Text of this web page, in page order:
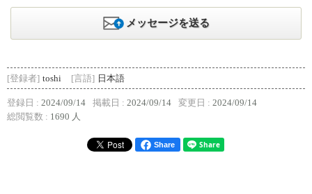
メッセージを送る
[登録者] toshi [言語] 日本語
登録日 : 2024/09/14 掲載日 : 2024/09/14 変更日 : 2024/09/14
総閲覧数 : 1690 人
Share